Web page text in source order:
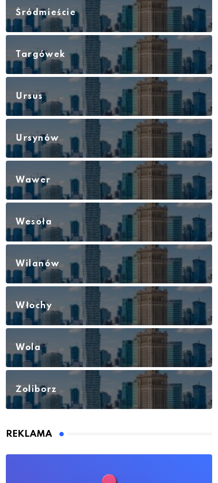
Śródmieście
Targówek
Ursus
Ursynów
Wawer
Wesoła
Wilanów
Włochy
Wola
Żoliborz
REKLAMA